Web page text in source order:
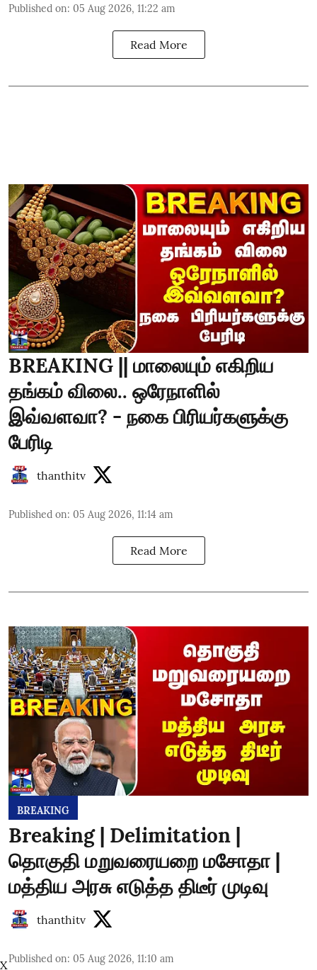
Published on: 05 Aug 2026, 11:22 am
Read More
BREAKING || மாலையும் எகிறிய
தங்கம் விலை.. ஒரேநாளில்
இவ்வளவா? - நகை பிரியர்களுக்கு
பேரிடி
thanthitv
Published on: 05 Aug 2026, 11:14 am
Read More
BREAKING
Breaking | Delimitation |
தொகுதி மறுவரையறை மசோதா |
மத்திய அரசு எடுத்த திடீர் முடிவு
thanthitv
Published on: 05 Aug 2026, 11:10 am
X